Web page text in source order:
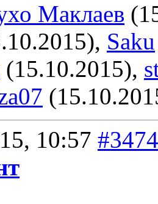
Маклаев
Saku
(15.10.2015),
10:57 #3474